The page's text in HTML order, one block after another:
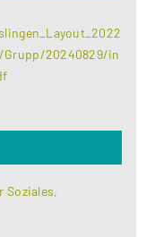
20240829/in
Soziales,